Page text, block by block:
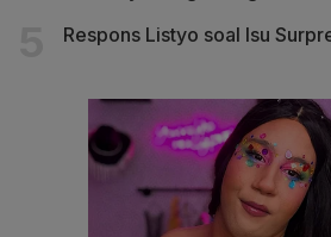
Respons Listyo soal Isu